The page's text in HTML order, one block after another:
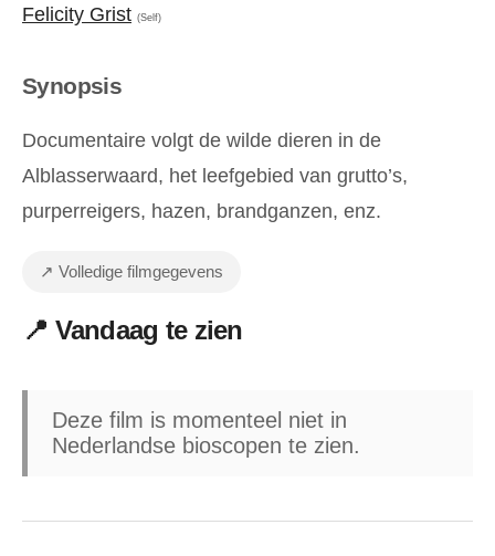
Felicity Grist (Self)
Synopsis
Documentaire volgt de wilde dieren in de
Alblasserwaard, het leefgebied van grutto’s,
purperreigers, hazen, brandganzen, enz.
↗ Volledige filmgegevens
📍 Vandaag te zien
Deze film is momenteel niet in
Nederlandse bioscopen te zien.